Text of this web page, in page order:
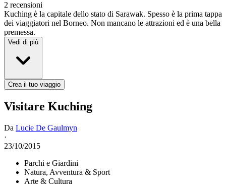
2 recensioni
Kuching è la capitale dello stato di Sarawak. Spesso è la prima tappa
dei viaggiatori nel Borneo. Non mancano le attrazioni ed è una bella
premessa.
Vedi di più
Crea il tuo viaggio
Visitare Kuching
Da Lucie De Gaulmyn
·
23/10/2015
Parchi e Giardini
Natura, Avventura & Sport
Arte & Cultura